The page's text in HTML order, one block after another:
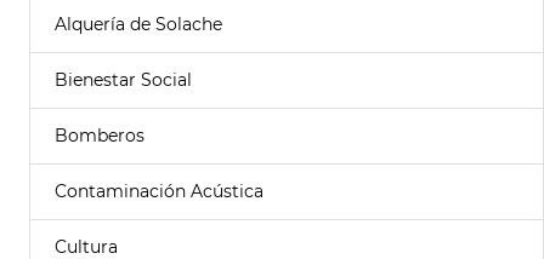
Alquería de Solache
Bienestar Social
Bomberos
Contaminación Acústica
Cultura